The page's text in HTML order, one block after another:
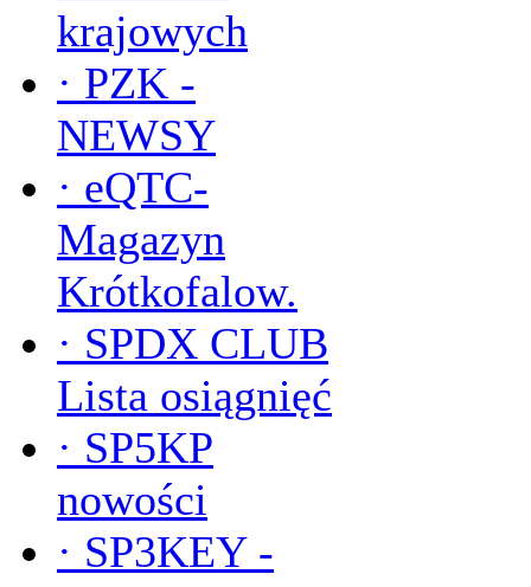
krajowych
· PZK -
NEWSY
· eQTC-
Magazyn
Krótkofalow.
· SPDX CLUB
Lista osiągnięć
· SP5KP
nowości
· SP3KEY -